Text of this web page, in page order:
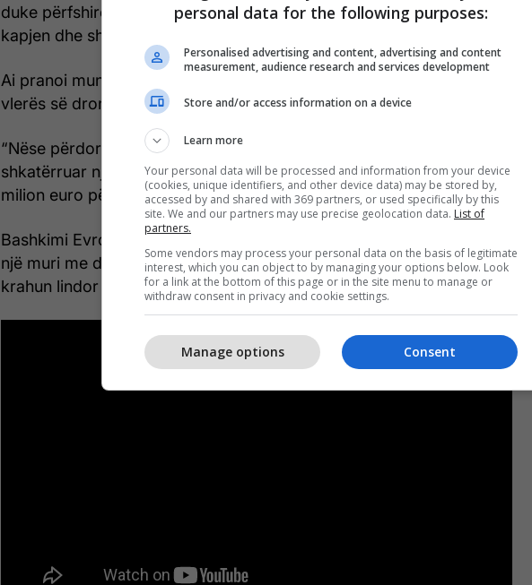
duke përfshirë radarë dhe sensorë akustikë, si dhe kapacitete për
kapjen dhe shkatërrimin e dronëve.
Ai pranoi mundësinë e një pabarazie mes kostove të mbrojtjes dhe
vlerës së dronëve ruse, transmeton Telegrafi.
“Nëse përdorni raketa ajrore nga avioni juaj luftarak për të
shkatërruar një dron, atëherë po përdorni një raketë që kushton 1
milion euro për të shkatërruar një dron që kushton 10 mijë”, tha ai.
Bashkimi Evropian ka pranuar të vazhdojë me planet për ndërtimin e
një muri me dronë që do t’i mbrojë nga shkeljet ajrore ruse në
krahun lindor të mbrojtjes.
personal data for the following purposes:
Personalised advertising and content, advertising and content
measurement, audience research and services development
Store and/or access information on a device
Learn more
Your personal data will be processed and information from your device
(cookies, unique identifiers, and other device data) may be stored by,
accessed by and shared with 369 partners, or used specifically by this
site. We and our partners may use precise geolocation data. List of
partners.
Some vendors may process your personal data on the basis of legitimate
interest, which you can object to by managing your options below. Look
for a link at the bottom of this page or in the site menu to manage or
withdraw consent in privacy and cookie settings.
Consent
Manage options